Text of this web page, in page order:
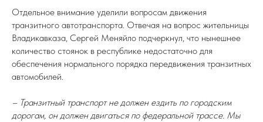
Отдельное внимание уделили вопросам движения
транзитного автотранспорта. Отвечая на вопрос жительницы
Владикавказа, Сергей Меняйло подчеркнул, что нынешнее
количество стоянок в республике недостаточно для
обеспечения нормального порядка передвижения транзитных
автомобилей.
– Транзитный транспорт не должен ездить по городским
дорогам, он должен двигаться по федеральной трассе. Мы